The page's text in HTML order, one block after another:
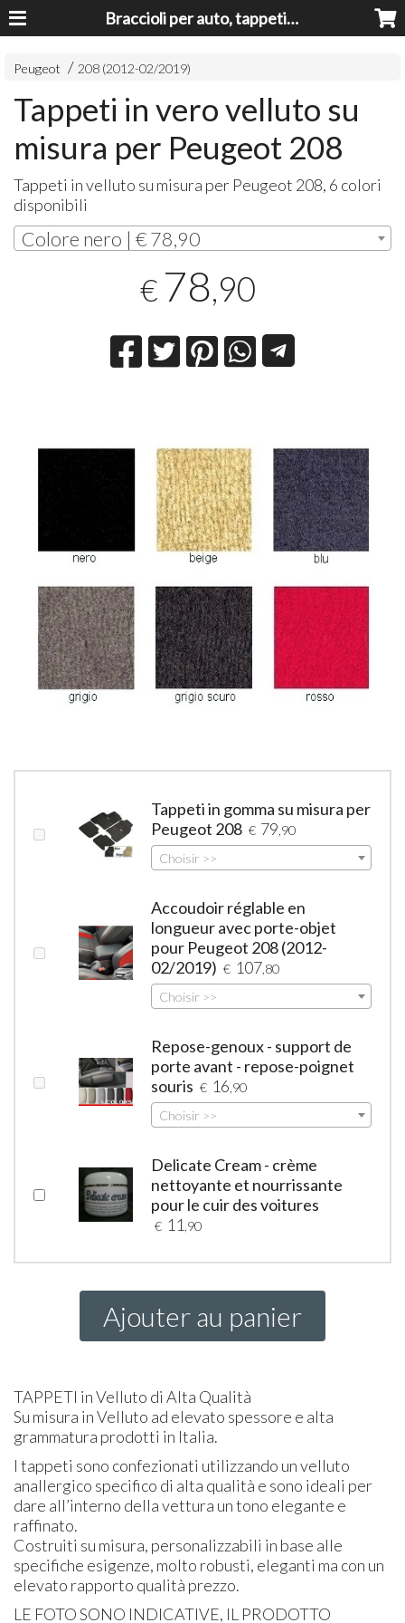
Braccioli per auto, tappeti auto, accessori auto MADE IN ITALY - Armrests, Mittelarmlehnen, Accoundoirs
Peugeot 208 (2012-02/2019)
Tappeti in vero velluto su
misura per Peugeot 208
Tappeti in velluto su misura per Peugeot 208, 6 colori
disponibili
Colore nero | € 78,90
€ 78,90
Tappeti in gomma su misura per
Peugeot 208 € 79 ,90
Choisir >>
Accoudoir réglable en
longueur avec porte-objet
pour Peugeot 208 (2012-
02/2019) € 107 ,80
Choisir >>
Repose-genoux - support de
porte avant - repose-poignet
souris € 16 ,90
Choisir >>
Delicate Cream - crème
nettoyante et nourrissante
pour le cuir des voitures
€ 11 ,90
Ajouter au panier
TAPPETI in Velluto di Alta Qualità
Su misura in Velluto ad elevato spessore e alta
grammatura prodotti in Italia.
I tappeti sono confezionati utilizzando un velluto
anallergico specifico di alta qualità e sono ideali per
dare all’interno della vettura un tono elegante e
raffinato.
Costruiti su misura, personalizzabili in base alle
specifiche esigenze, molto robusti, eleganti ma con un
elevato rapporto qualità prezzo.
LE FOTOSONO INDICATIVE, IL PRODOTTO